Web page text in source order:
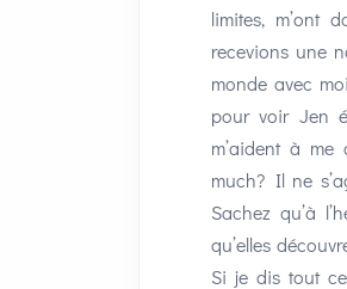
limites, m’ont
recevions une
monde avec
pour voir Jen
m’aident à
much? Il ne
Sachez qu’à
qu’elles
Si je dis tout